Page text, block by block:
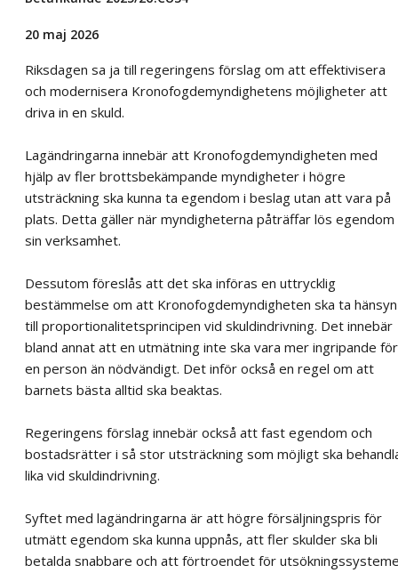
20 maj 2026
Riksdagen sa ja till regeringens förslag om att effektivisera
och modernisera Kronofogdemyndighetens möjligheter att
driva in en skuld.
Lagändringarna innebär att Kronofogdemyndigheten med
hjälp av fler brottsbekämpande myndigheter i högre
utsträckning ska kunna ta egendom i beslag utan att vara på
plats. Detta gäller när myndigheterna påträffar lös egendom
sin verksamhet.
Dessutom föreslås att det ska införas en uttrycklig
bestämmelse om att Kronofogdemyndigheten ska ta hänsyn
till proportionalitetsprincipen vid skuldindrivning. Det innebär
bland annat att en utmätning inte ska vara mer ingripande för
en person än nödvändigt. Det inför också en regel om att
barnets bästa alltid ska beaktas.
Regeringens förslag innebär också att fast egendom och
bostadsrätter i så stor utsträckning som möjligt ska
lika vid skuldindrivning.
Syftet med lagändringarna är att högre försäljningspris för
utmätt egendom ska kunna uppnås, att fler skulder ska bli
betalda snabbare och att förtroendet för